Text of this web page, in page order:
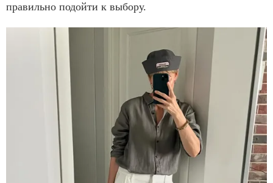
правильно подойти к выбору.